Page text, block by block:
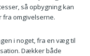
så opbygning kan
fra omgivelserne.
i noget, fra en væg til
Dækker både